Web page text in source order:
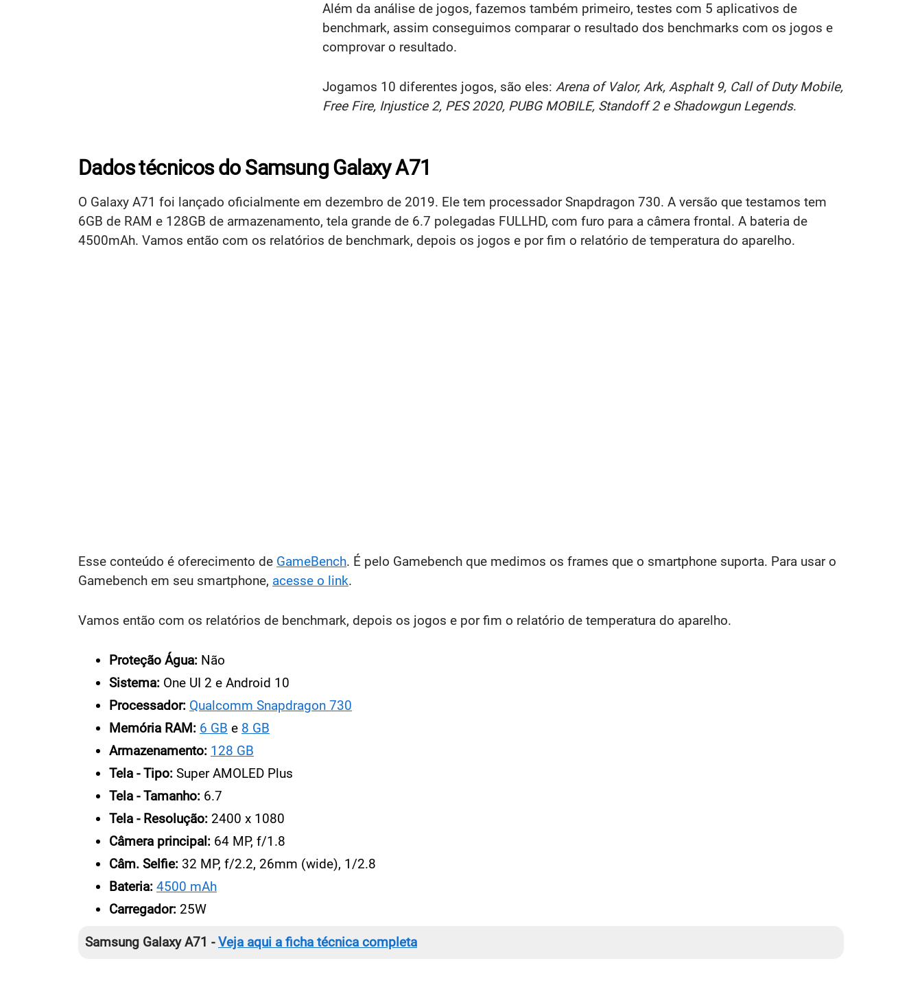
Além da análise de jogos, fazemos também primeiro, testes com 5 aplicativos de
benchmark, assim conseguimos comparar o resultado dos benchmarks com os jogos e
comprovar o resultado.
Jogamos 10 diferentes jogos, são eles: Arena of Valor, Ark, Asphalt 9, Call of Duty Mobile,
Free Fire, Injustice 2, PES 2020, PUBG MOBILE, Standoff 2 e Shadowgun Legends.
Dados técnicos do Samsung Galaxy A71
O Galaxy A71 foi lançado oficialmente em dezembro de 2019. Ele tem processador Snapdragon 730. A versão que testamos tem
6GB de RAM e 128GB de armazenamento, tela grande de 6.7 polegadas FULLHD, com furo para a câmera frontal. A bateria de
4500mAh. Vamos então com os relatórios de benchmark, depois os jogos e por fim o relatório de temperatura do aparelho.
Esse conteúdo é oferecimento de GameBench. É pelo Gamebench que medimos os frames que o smartphone suporta. Para usar o
Gamebench em seu smartphone, acesse o link.
Vamos então com os relatórios de benchmark, depois os jogos e por fim o relatório de temperatura do aparelho.
Proteção Água: Não
Sistema: One UI 2 e Android 10
Processador: Qualcomm Snapdragon 730
Memória RAM: 6 GB e 8 GB
Armazenamento: 128 GB
Tela - Tipo: Super AMOLED Plus
Tela - Tamanho: 6.7
Tela - Resolução: 2400 x 1080
Câmera principal: 64 MP, f/1.8
Câm. Selfie: 32 MP, f/2.2, 26mm (wide), 1/2.8
Bateria: 4500 mAh
Carregador: 25W
Samsung Galaxy A71 -Veja aqui a ficha técnica completa